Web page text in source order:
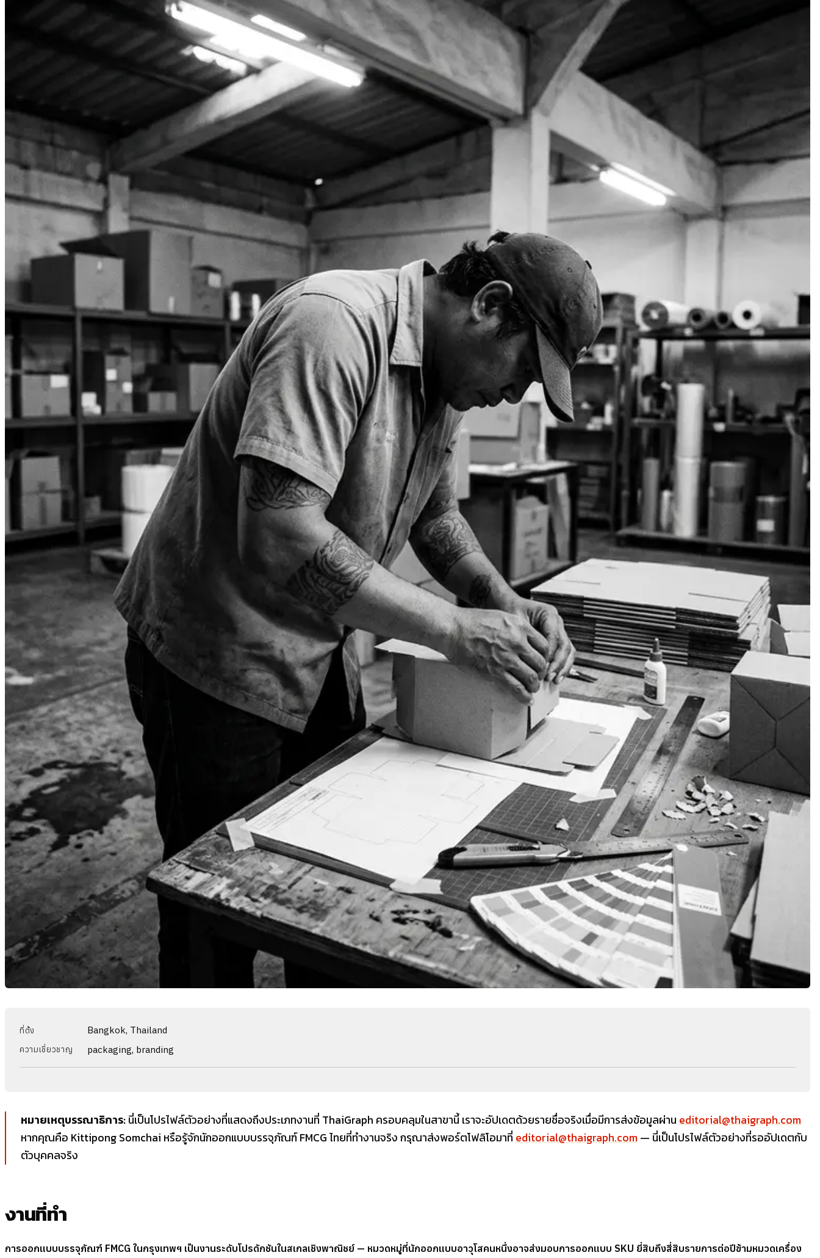
ที่ตั้ง Bangkok, Thailand
ความเชี่ยวชาญ packaging, branding
หมายเหตุบรรณาธิการ:นี่เป็นโปรไฟล์ตัวอย่างที่แสดงถึงประเภทงานที่ ThaiGraph ครอบคลุมในสาขานี้ เราจะอัปเดตด้วยรายชื่อจริงเมื่อมีการส่งข้อมูลผ่าน editorial@thaigraph.com
หากคุณคือ Kittipong Somchai หรือรู้จักนักออกแบบบรรจุภัณฑ์ FMCG ไทยที่ทำงานจริง กรุณาส่งพอร์ตโฟลิโอมาที่ editorial@thaigraph.com — นี่เป็นโปรไฟล์ตัวอย่างที่รออัปเดตกับ
ตัวบุคคลจริง
งานที่ทำ
การออกแบบบรรจุภัณฑ์ FMCG ในกรุงเทพฯ เป็นงานระดับโปรดักชันในสเกลเชิงพาณิชย์ — หมวดหมู่ที่นักออกแบบอาวุโสคนหนึ่งอาจส่งมอบการออกแบบ SKU ยี่สิบถึงสี่สิบรายการต่อปีข้ามหมวดเครื่อง